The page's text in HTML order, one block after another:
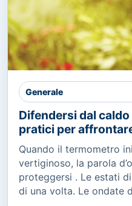
Generale
Difendersi dal
pratici per
Quando il termometro
vertiginoso, la parola
proteggersi . Le estati
di una volta. Le ondate